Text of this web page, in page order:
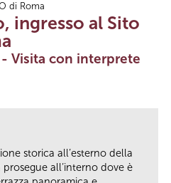
di Roma
ingresso al Sito
- Visita con interprete
storica all’esterno della
all’interno dove è